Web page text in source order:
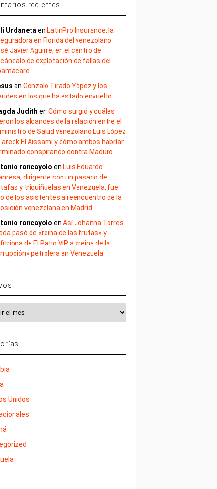
recientes
Urdaneta en LatinPro Insurance, la
en Florida del venezolano
Javier Aguirre, en el centro de
de explotación de fallas del
enGonzalo Tirado Yépez y los
en los que ha estado envuelto
Judith enCómo surgió y cuáles
los alcances de la relación entre el
de Salud venezolano Luis López
El Aissami y cómo ambos habrían
conspirando contra Maduro
roncayolo en Luis Eduardo
dirigente con un pasado de
y triquiñuelas en Venezuela, fue
de los asistentes a reencuentro de la
venezolana en Madrid
roncayolo enAsí Johanna Torres
pasó de «reina de las frutas» y
de El Patio VIP a «reina de la
petrolera en Venezuela
Unidos